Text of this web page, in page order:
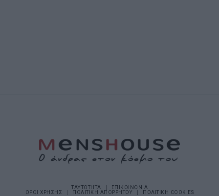
ΤΑΥΤΟΤΗΤΑ
ΕΠΙΚΟΙΝΩΝΙΑ
ΟΡΟΙ ΧΡΗΣΗΣ
ΠΟΛΙΤΙΚΗ ΑΠΟΡΡΗΤΟΥ ΠΟΛΙΤΙΚΗ COOKIES